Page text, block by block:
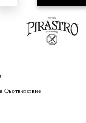
Съответствие